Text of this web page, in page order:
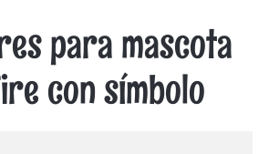
para mascota
con símbolo